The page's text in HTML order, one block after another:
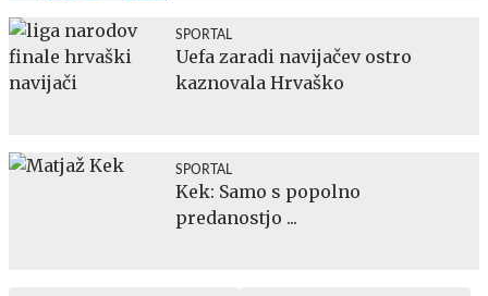
SPORTAL
Uefa zaradi navijačev ostro
kaznovala Hrvaško
SPORTAL
Kek: Samo s popolno
predanostjo ...